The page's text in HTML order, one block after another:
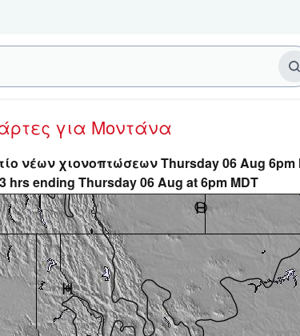
για Μοντάνα
νέων χιονοπτώσεων Thursday 06 Aug 6pm
hrs ending Thursday 06 Aug at 6pm MDT